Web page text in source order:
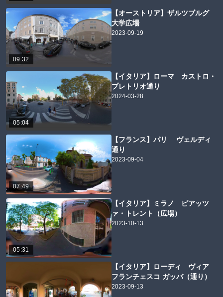
09:32
【オーストリア】ザルツブルグ
大学広場
2023-09-19
05:04
【イタリア】ローマ カストロ・
プレトリオ通り
2024-03-28
07:49
【フランス】パリ ヴェルディ
通り
2023-09-04
05:31
【イタリア】ミラノ ピアッツ
ァ・トレント（広場）
2023-10-13
【イタリア】ローディ ヴィア
フランチェスコ ガッバ（通り）
2023-09-13